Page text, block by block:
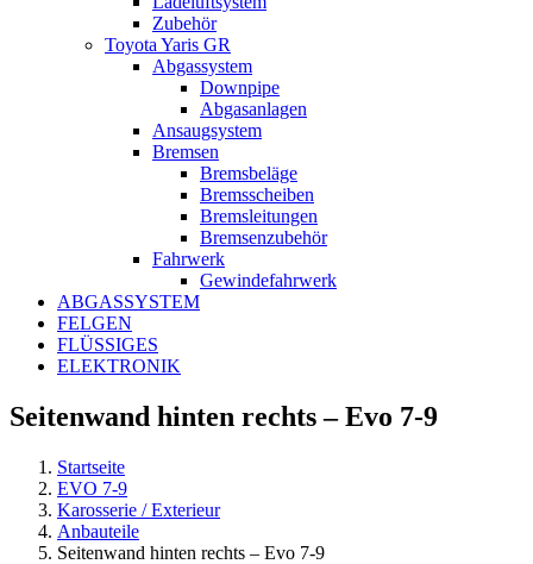
Zubehör
Toyota Yaris GR
Abgassystem
Downpipe
Abgasanlagen
Ansaugsystem
Bremsen
Bremsbeläge
Bremsscheiben
Bremsleitungen
Bremsenzubehör
Fahrwerk
Gewindefahrwerk
ABGASSYSTEM
FELGEN
FLÜSSIGES
ELEKTRONIK
Seitenwand hinten rechts – Evo 7-9
Startseite
EVO 7-9
Karosserie / Exterieur
Anbauteile
Seitenwand hinten rechts – Evo 7-9